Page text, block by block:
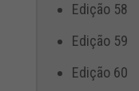
Edição 58
Edição 59
Edição 60